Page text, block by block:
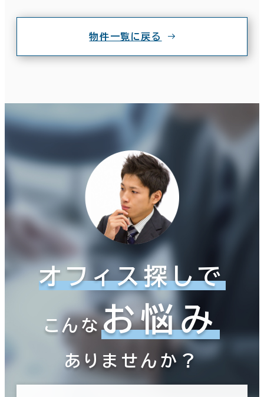
物件一覧に戻る
オフィス探しで
こんなお悩み
ありませんか？